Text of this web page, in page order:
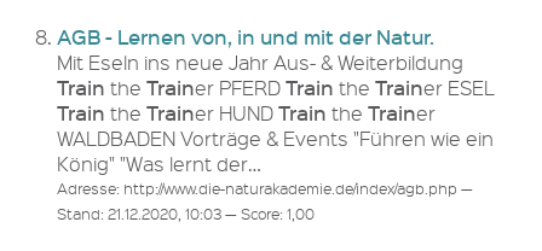
AGB - Lernen von, in und mit der Natur.
Mit Eseln ins neue Jahr Aus- & Weiterbildung
Train the Trainer PFERDTrain the Trainer ESEL
Train the Trainer HUNDTrain the Trainer
WALDBADEN Vorträge & Events "Führen wie ein
König" "Was lernt der…
Adresse: http://www.die-naturakademie.de/index/agb.php —
Stand: 21.12.2020, 10:03 — Score: 1,00